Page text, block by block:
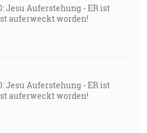
Jesu Auferstehung - ER ist
auferweckt worden!
Jesu Auferstehung - ER ist
auferweckt worden!